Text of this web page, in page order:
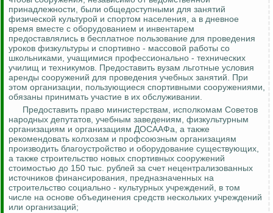
принадлежности, были общедоступными для занятий
физической культурой и спортом населения, а в дневное
время вместе с оборудованием и инвентарем
предоставлялись в бесплатное пользование для проведения
уроков физкультуры и спортивно - массовой работы со
школьниками, учащимися профессионально - технических
училищ и техникумов. Предоставить вузам льготные условия
аренды сооружений для проведения учебных занятий. При
этом организации, пользующиеся спортивными сооружениями,
обязаны принимать участие в их обслуживании.
Предоставить право министерствам, исполкомам Советов
народных депутатов, учебным заведениям, физкультурным
организациям и организациям ДОСААФа, а также
рекомендовать колхозам и профсоюзным организациям
производить благоустройство и оборудование существующих,
а также строительство новых спортивных сооружений
стоимостью до 150 тыс. рублей за счет нецентрализованных
источников финансирования, предназначенных на
строительство социально - культурных учреждений, в том
числе на основе объединения средств нескольких учреждений
или организаций;